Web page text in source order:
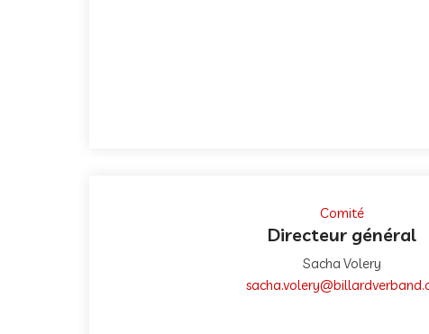
Comité
Directeur général
Sacha Volery